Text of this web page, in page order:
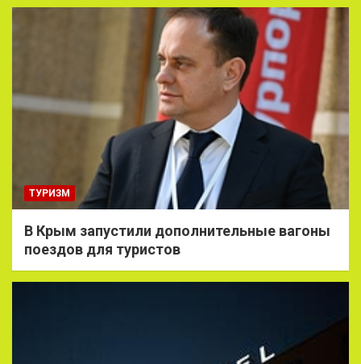
ТУРИЗМ
В Крым запустили дополнительные вагоны
поездов для туристов